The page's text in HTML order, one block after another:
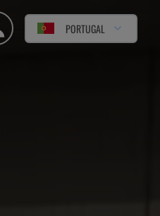
PORTUGAL